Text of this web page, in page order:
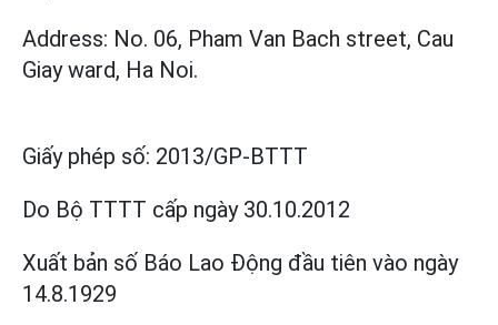
Address: No. 06, Pham Van Bach street, Cau
Giay ward, Ha Noi.
Giấy phép số: 2013/GP-BTTT
Do Bộ TTTT cấp ngày 30.10.2012
Xuất bản số Báo Lao Động đầu tiên vào ngày
14.8.1929